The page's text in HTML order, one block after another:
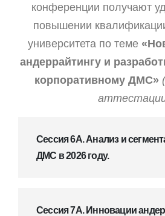
конференции получают
повышении
университета по теме
андеррайтингу и
корпоративному ДМС»
Сессия 6А. Анализ и
ДМС в 2026 году.
Сессия 7А. Инновации